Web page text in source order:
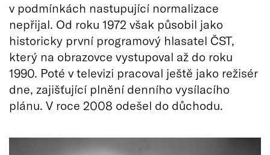
v podmínkách nastupující normalizace
nepřijal. Od roku 1972 však působil jako
historicky první programový hlasatel ČST,
který na obrazovce vystupoval až do roku
1990. Poté v televizi pracoval ještě jako režisér
dne, zajišťující plnění denního vysílacího
plánu. V roce 2008 odešel do důchodu.